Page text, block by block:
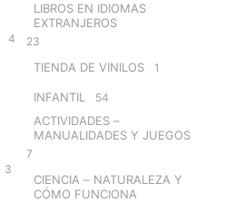
4
3
LIBROS EN IDIOMAS
EXTRANJEROS
23
TIENDA DE VINILOS 1
INFANTIL 54
ACTIVIDADES –
MANUALIDADES Y JUEGOS
7
CIENCIA – NATURALEZA Y
CÓMO FUNCIONA